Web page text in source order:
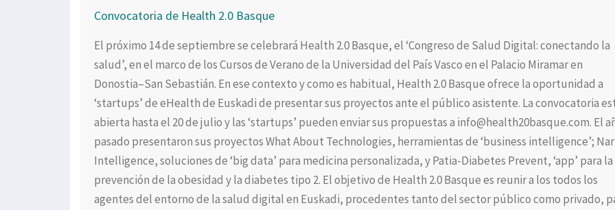
Convocatoria de Health 2.0 Basque
El próximo 14 de septiembre se celebrará Health 2.0 Basque, el ‘Congreso de Salud Digital: conectando la
salud’, en el marco de los Cursos de Verano de la Universidad del País Vasco en el Palacio Miramar en
Donostia–San Sebastián. En ese contexto y como es habitual, Health 2.0 Basque ofrece la oportunidad a
‘startups’ de eHealth de Euskadi de presentar sus proyectos ante el público asistente. La convocatoria
abierta hasta el 20 de julio y las ‘startups’ pueden enviar sus propuestas a info@health20basque.com. El
pasado presentaron sus proyectos What About Technologies, herramientas de ‘business intelligence’;
Intelligence, soluciones de ‘big data’ para medicina personalizada, y Patia-Diabetes Prevent, ‘app’ para la
prevención de la obesidad y la diabetes tipo 2. El objetivo de Health 2.0 Basque es reunir a los todos los
agentes del entorno de la salud digital en Euskadi, procedentes tanto del sector público como privado,